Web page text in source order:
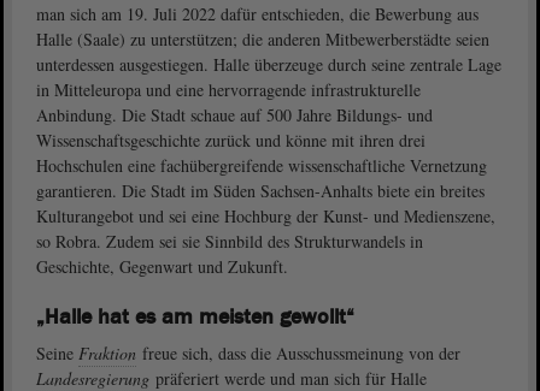
man sich am 19. Juli 2022 dafür entschieden, die Bewerbung aus
Halle (Saale) zu unterstützen; die anderen Mitbewerberstädte seien
unterdessen ausgestiegen. Halle überzeuge durch seine zentrale Lage
in Mitteleuropa und eine hervorragende infrastrukturelle
Anbindung. Die Stadt schaue auf 500 Jahre Bildungs- und
Wissenschaftsgeschichte zurück und könne mit ihren drei
Hochschulen eine fachübergreifende wissenschaftliche Vernetzung
garantieren. Die Stadt im Süden Sachsen-Anhalts biete ein breites
Kulturangebot und sei eine Hochburg der Kunst- und Medienszene,
so Robra. Zudem sei sie Sinnbild des Strukturwandels in
Geschichte, Gegenwart und Zukunft.
„Halle hat es am meisten gewollt“
Seine Fraktion freue sich, dass die Ausschussmeinung von der
Landesregierung präferiert werde und man sich für Halle